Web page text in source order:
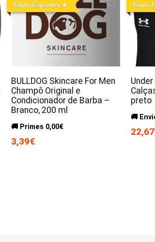
Envio Espanha
BULLDOG Skincare For Men
Champô Original e
Condicionador de Barba –
Branco, 200 ml
🚚 Primes 0,00€
3,39€
Envio
preto
🚚